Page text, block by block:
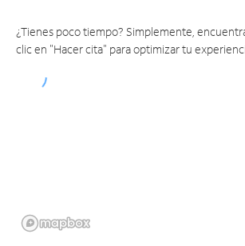
¿Tienes poco tiempo? Simplemente,
clic en "Hacer cita" para optimizar tu